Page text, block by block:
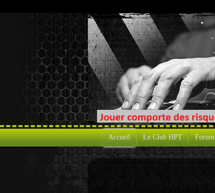
Accueil Le Club HPT Forum